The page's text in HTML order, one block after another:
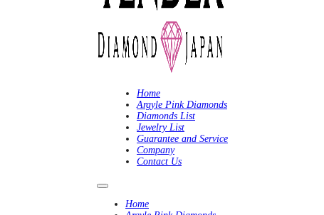
Home
Argyle Pink Diamonds
Diamonds List
Jewelry List
Guarantee and Service
Company
Contact Us
Home